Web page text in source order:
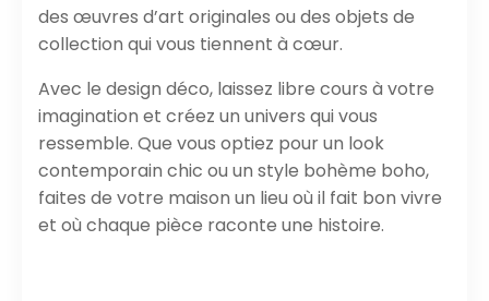
des œuvres d’art originales ou des objets de
collection qui vous tiennent à cœur.
Avec le design déco, laissez libre cours à votre
imagination et créez un univers qui vous
ressemble. Que vous optiez pour un look
contemporain chic ou un style bohème boho,
faites de votre maison un lieu où il fait bon vivre
et où chaque pièce raconte une histoire.